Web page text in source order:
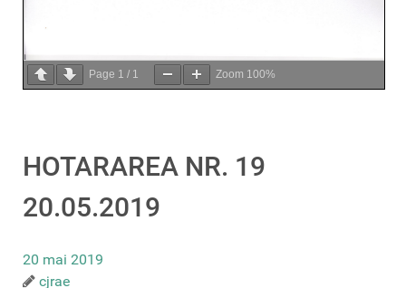
Page 1 / 1 Zoom 100%
HOTARAREA NR. 19
20.05.2019
20 mai 2019
cjrae